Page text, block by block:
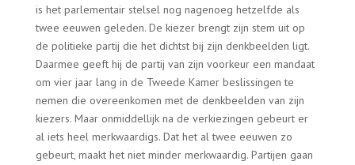
is het parlementair stelsel nog nagenoeg hetzelfde als
twee eeuwen geleden. De kiezer brengt zijn stem uit op
de politieke partij die het dichtst bij zijn denkbeelden ligt.
Daarmee geeft hij de partij van zijn voorkeur een mandaat
om vier jaar lang in de Tweede Kamer beslissingen te
nemen die overeenkomen met de denkbeelden van zijn
kiezers. Maar onmiddellijk na de verkiezingen gebeurt er
al iets heel merkwaardigs. Dat het al twee eeuwen zo
gebeurt, maakt het niet minder merkwaardig. Partijen gaan